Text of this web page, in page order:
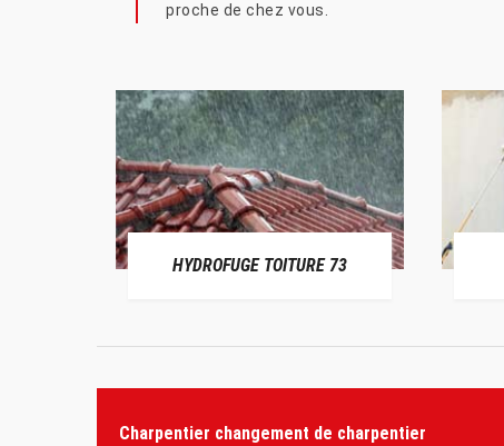
proche de chez vous.
HYDROFUGE TOITURE 73
Charpentier changement de charpentier